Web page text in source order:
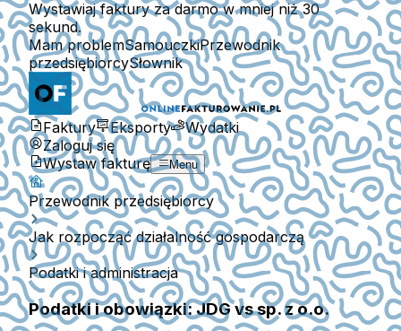
Wystawiaj faktury za darmo w mniej niż 30
sekund.
Mam problemSamouczkiPrzewodnik
przedsiębiorcySłownik
Faktury Eksporty
Wydatki
Zaloguj się
Wystaw fakturę
Menu
Przewodnik przedsiębiorcy
Jak rozpocząć działalność gospodarczą
Podatki i administracja
Podatki i obowiązki: JDG vs sp. z o.o.